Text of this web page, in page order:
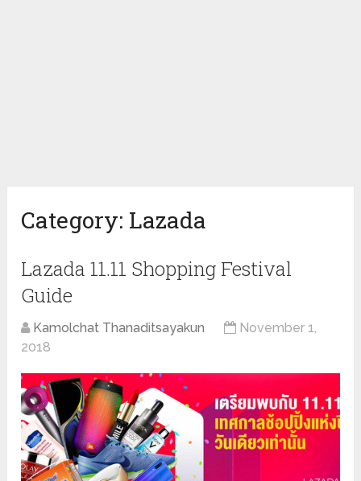
Category: Lazada
Lazada 11.11 Shopping Festival
Guide
Kamolchat Thanaditsayakun
November 1,
2018